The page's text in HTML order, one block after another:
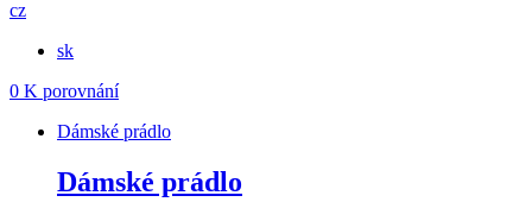
cz
sk
0 K porovnání
Dámské prádlo
Dámské prádlo